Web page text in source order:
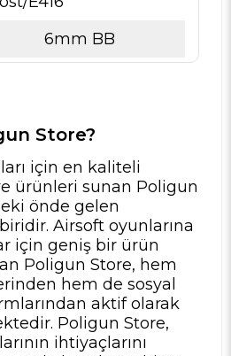
6mm BB
Store?
için en kaliteli
ürünleri sunan Poligun
önde gelen
Airsoft oyunlarına
için geniş bir ürün
Poligun Store, hem
hem de sosyal
aktif olarak
Poligun Store,
ihtiyaçlarını